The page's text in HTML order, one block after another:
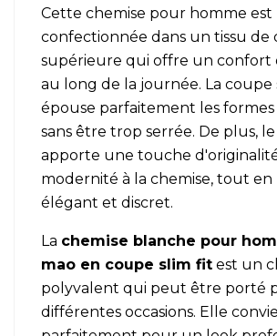
Cette chemise pour homme est
confectionnée dans un tissu de
supérieure qui offre un confort
au long de la journée. La coupe
épouse parfaitement les
sans être trop serrée. De plus,
apporte une touche
modernité à la chemise, tout en
élégant et discret.
La chemise blanche pour
mao en coupe slim fit est un
polyvalent qui peut être porté
différentes occasions. Elle